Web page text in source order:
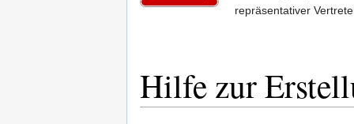
repräsentativer
Hilfe zur